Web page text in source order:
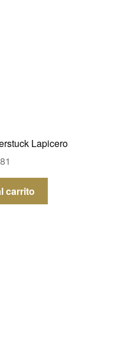
Lapicero
carrito